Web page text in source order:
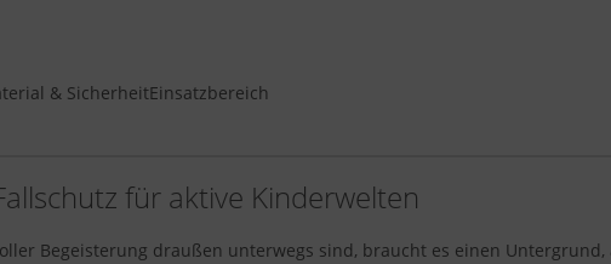
& SicherheitEinsatzbereich
für aktive Kinderwelten
Begeisterung draußen unterwegs sind, braucht es einen